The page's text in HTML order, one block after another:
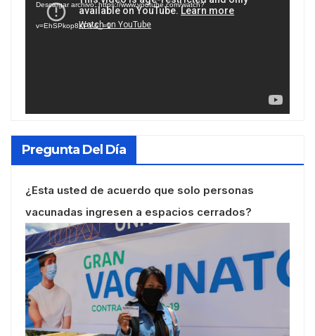
vídeo
Descargar archivo: https://www.youtube.com/watch?
v=EhSPkop8KPY&_=1
Pregunta Del Día
¿Esta usted de acuerdo que solo personas
vacunadas ingresen a espacios cerrados?